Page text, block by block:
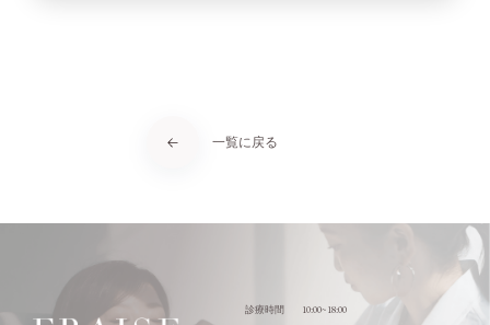
一覧に戻る
診療時間 10:00~18:00